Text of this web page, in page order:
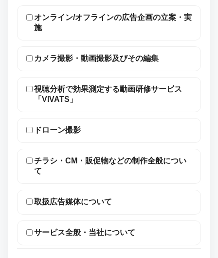
オンライン/オフラインの広告企画の立案・実
施
カメラ撮影・動画撮影及びその編集
視聴分析で効果測定する動画研修サービス
「VIVATS」
ドローン撮影
チラシ・CM・販促物などの制作全般につい
て
取扱広告媒体について
サービス全般・当社について